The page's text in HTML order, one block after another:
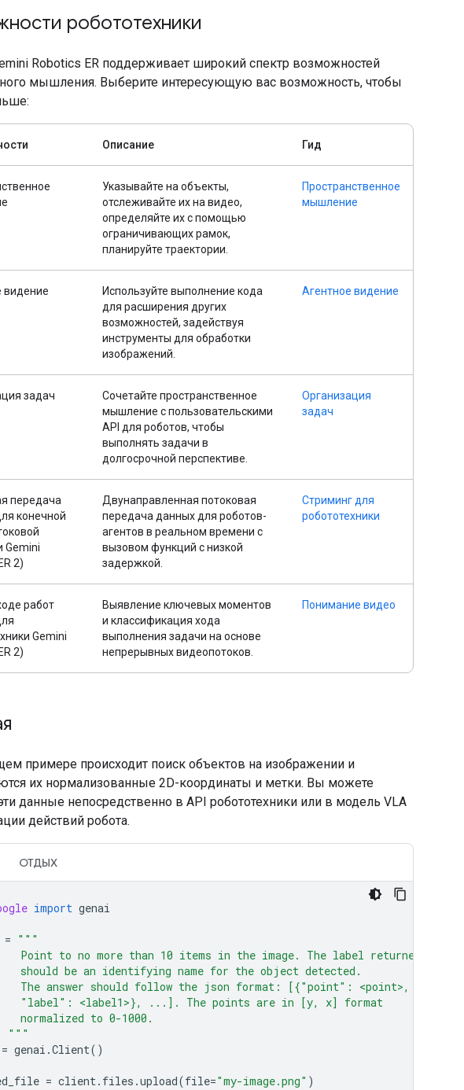
робототехники
Robotics ER поддерживает широкий спектр возможностей
мышления. Выберите интересующую вас возможность, чтобы
Описание Гид
Указывайте на объекты,
отслеживайте их на видео,
определяйте их с помощью
ограничивающих рамок,
планируйте траектории.
Пространственное
мышление
видение
Используйте выполнение кода
для расширения других
возможностей, задействуя
инструменты для обработки
изображений.
Агентное видение
задач
Сочетайте пространственное
мышление с пользовательскими
API для роботов, чтобы
выполнять задачи в
долгосрочной перспективе.
Организация
задач
передача
конечной
Gemini
2)
Двунаправленная потоковая
передача данных для роботов-
агентов в реальном времени с
вызовом функций с низкой
задержкой.
Стриминг для
робототехники
работ
Gemini
2)
Выявление ключевых моментов
и классификация хода
выполнения задачи на основе
непрерывных видеопотоков.
Понимание видео
примере происходит поиск объектов на изображении и
их нормализованные 2D-координаты и метки. Вы можете
данные непосредственно в API робототехники или в модель VLA
действий робота.
ОТДЫХ
import genai
= """
Point to no more than 10 items in the image. The label returned
should be an identifying name for the object detected.
The answer should follow the json format: [{"point": <point>,
"label": <label1>}, ...]. The points are in [y, x] format
normalized to 0-1000.
"""
= genai .Client()
= client. files .upload(file="my-image.png" )